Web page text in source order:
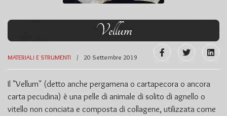
Vellum
MATERIALI E STRUMENTI 20 Settembre 2019
Il "Vellum" (detto anche pergamena o cartapecora o ancora
carta pecudina) è una pelle di animale di solito di agnello o
vitello non conciata e composta di collagene, utilizzata come